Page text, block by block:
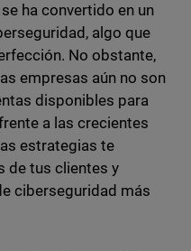
ha convertido en un
algo que
No obstante,
empresas aún no son
disponibles para
a las crecientes
estrategias te
de tus clientes y
ciberseguridad más